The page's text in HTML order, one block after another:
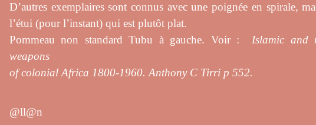
D’autres exemplaires sont connus avec une poignée en spirale,
l’étui (pour l’instant) qui est plutôt plat.
Pommeau non standard Tubu à gauche. Voir :Islamic and
weapons
of colonial Africa 1800-1960. Anthony C Tirri p 552.
@ll@n